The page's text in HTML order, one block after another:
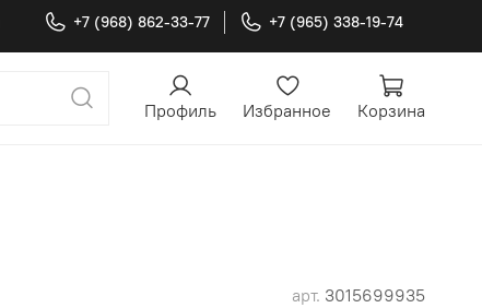
+7 (968) 862-33-77 +7 (965) 338-19-74
Профиль Избранное Корзина
арт. 3015699935